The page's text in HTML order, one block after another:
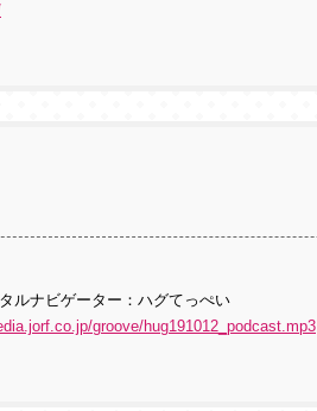
ルナビゲーター：ハグてっぺい
groove/hug191012_podcast.mp3